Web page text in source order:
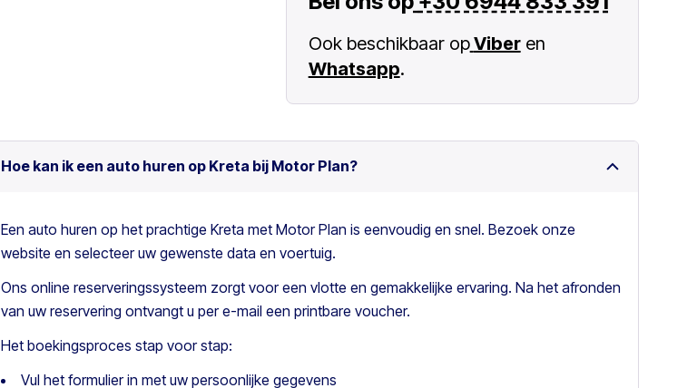
Ook beschikbaar opViber en
Whatsapp.
Hoe kan ik een auto huren op Kreta bij Motor Plan?
Een auto huren op het prachtige Kreta met Motor Plan is eenvoudig en snel. Bezoek onze
website en selecteer uw gewenste data en voertuig.
Ons online reserveringssysteem zorgt voor een vlotte en gemakkelijke ervaring. Na het afronden
van uw reservering ontvangt u per e-mail een printbare voucher.
Het boekingsproces stap voor stap:
Vul het formulier in met uw persoonlijke gegevens